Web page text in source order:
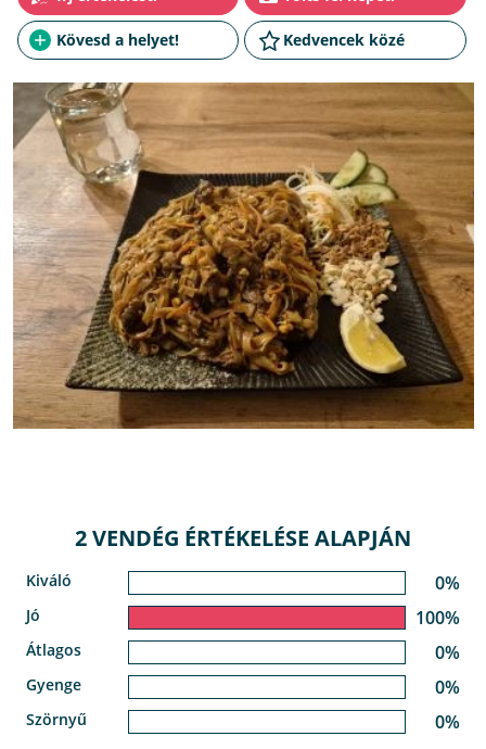
2 VENDÉG ÉRTÉKELÉSE ALAPJÁN
Kiváló 0%
Jó 100%
Átlagos 0%
Gyenge 0%
Szörnyű 0%